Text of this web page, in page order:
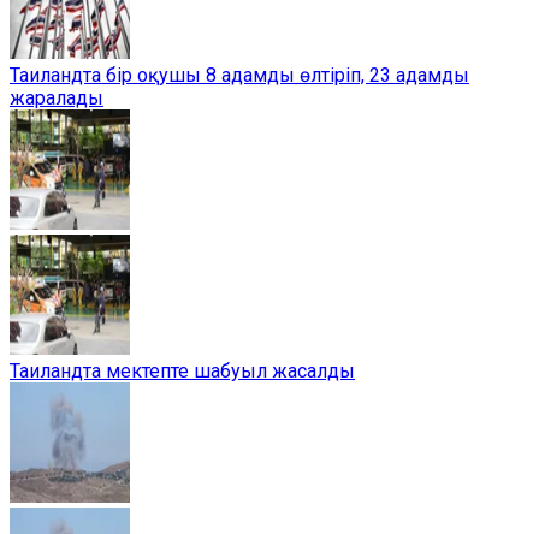
Таиландта бір оқушы 8 адамды өлтіріп, 23 адамды
жаралады
Таиландта мектепте шабуыл жасалды